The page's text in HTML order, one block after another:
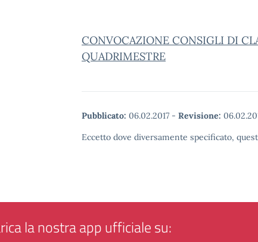
CONVOCAZIONE CONSIGLI DI
QUADRIMESTRE
Pubblicato: 06.02.2017 - Revisione:
Eccetto dove diversamente specificato,
la nostra app ufficiale su: